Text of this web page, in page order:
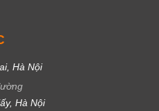
Hà Nội
Hà Nội